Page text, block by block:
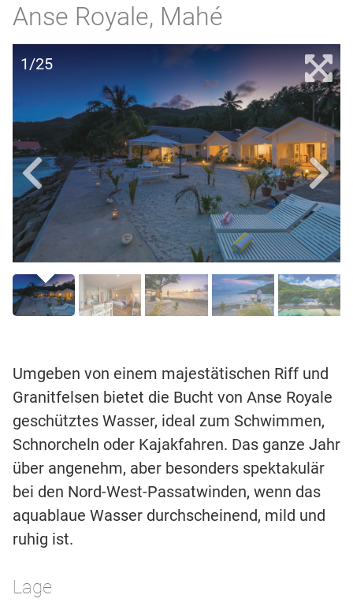
Anse Royale, Mahé
1/25
Umgeben von einem majestätischen Riff und
Granitfelsen bietet die Bucht von Anse Royale
geschütztes Wasser, ideal zum Schwimmen,
Schnorcheln oder Kajakfahren. Das ganze Jahr
über angenehm, aber besonders spektakulär
bei den Nord-West-Passatwinden, wenn das
aquablaue Wasser durchscheinend, mild und
ruhig ist.
Lage